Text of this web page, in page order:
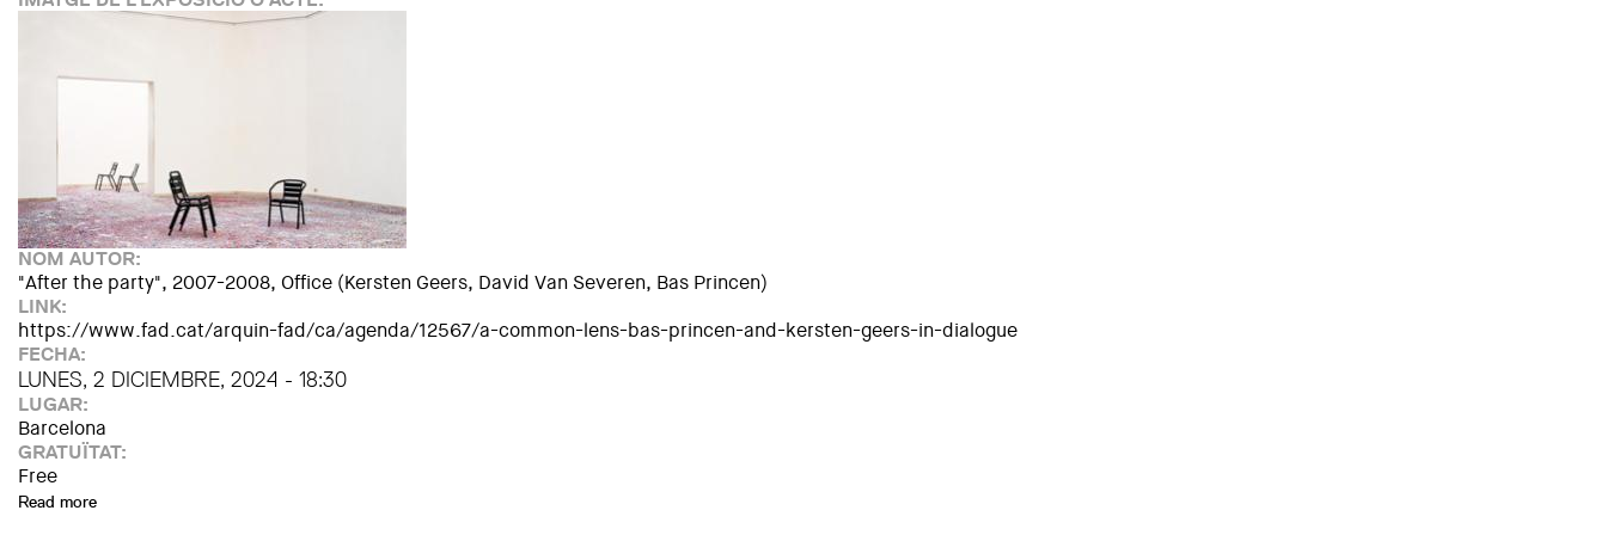
NOM AUTOR:
"After the party", 2007-2008, Office (Kersten Geers, David Van Severen, Bas Princen)
LINK:
https://www.fad.cat/arquin-fad/ca/agenda/12567/a-common-lens-bas-princen-and-kersten-geers-in-dialogue
FECHA:
LUNES, 2 DICIEMBRE, 2024 - 18:30
LUGAR:
Barcelona
GRATUÏTAT:
Free
Read more